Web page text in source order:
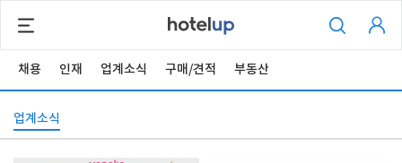
채용 인재 업계소식 구매/견적 부동산
업계소식